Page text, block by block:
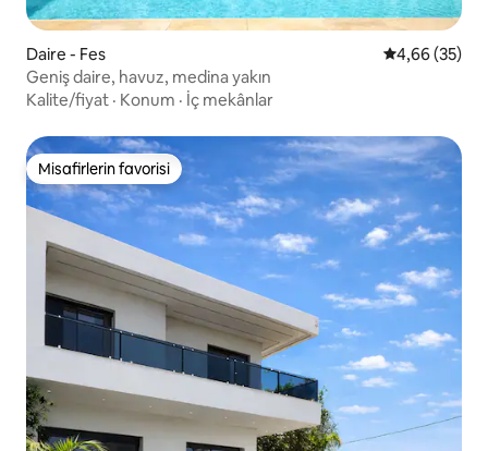
Daire - Fes 5 üzerinden
4,66 (35)
Geniş daire, havuz, medina yakın
Kalite/fiyat · Konum · İç mekânlar
Misafirlerin favorisi
Misafirlerin favorisi